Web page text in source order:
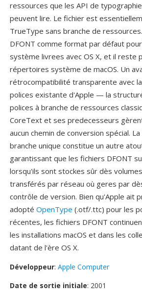
ressources que les API de
peuvent lire. Le fichier est
TrueType sans branche de
DFONT comme format par défaut
système livrees avec OS X, et il reste
répertoires système de macOS. Un
rétrocompatibilité transparente avec
polices existante d'Apple — la
polices à branche de ressources
CoreText et ses predecesseurs
aucun chemin de conversion spécial.
branche unique constitue un autre
garantissant que les fichiers DFONT
lorsqu'ils sont stockes sûr dès
transférés par réseau où geres par
contrôle de version. Bien qu'Apple ait
adopté OpenType (.otf/.ttc) pour les
récentes, les fichiers DFONT
les installations macOS et dans les
datant de l'ère OS X.
Développeur: Apple Computer
Date de sortie initiale: 2001